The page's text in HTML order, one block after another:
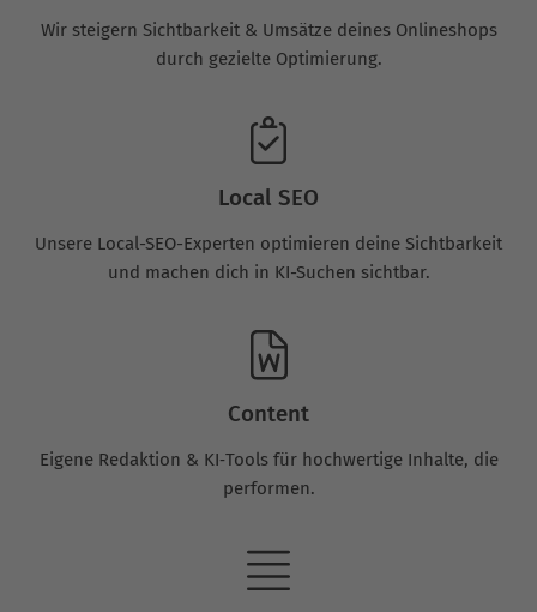
Wir steigern Sichtbarkeit & Umsätze deines Onlineshops
durch gezielte Optimierung.
Local SEO
Unsere Local-SEO-Experten optimieren deine Sichtbarkeit
und machen dich in KI-Suchen sichtbar.
Content
Eigene Redaktion & KI‑Tools für hochwertige Inhalte, die
performen.